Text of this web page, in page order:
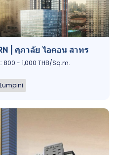
| ศุภาลัย ไอคอน สาทร
- 1,000 THB/Sq.m.